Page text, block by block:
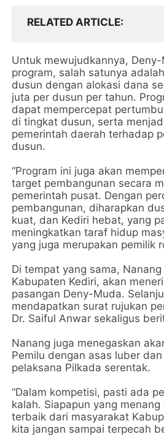
RELATED ARTICLE
Untuk mewujudkannya,
program, salah satunya
dusun dengan alokasi dana
juta per dusun per tahun.
dapat mempercepat
di tingkat dusun, serta
pemerintah daerah terhadap
dusun.
“Program ini juga akan
target pembangunan secara
pemerintah pusat. Dengan
pembangunan, diharapkan
kuat, dan Kediri hebat, yang
meningkatkan taraf hidup
yang juga merupakan pemilik
Di tempat yang sama, Nanang
Kabupaten Kediri, akan
pasangan Deny-Muda.
mendapatkan surat rujukan
Dr. Saiful Anwar sekaligus
Nanang juga menegaskan
Pemilu dengan asas luber
pelaksana Pilkada serentak.
“Dalam kompetisi, pasti ada
kalah. Siapapun yang
terbaik dari masyarakat
kita jangan sampai terpecah